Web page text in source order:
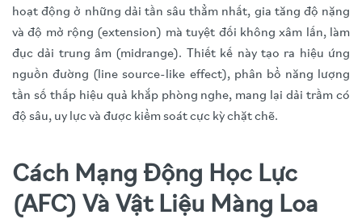
hoạt động ở những dải tần sâu thẳm nhất, gia tăng độ nặng
và độ mở rộng (extension) mà tuyệt đối không xâm lấn, làm
đục dải trung âm (midrange). Thiết kế này tạo ra hiệu ứng
nguồn đường (line source-like effect), phân bổ năng lượng
tần số thấp hiệu quả khắp phòng nghe, mang lại dải trầm có
độ sâu, uy lực và được kiểm soát cực kỳ chặt chẽ.
Cách Mạng Động Học Lực
(AFC) Và Vật Liệu Màng Loa